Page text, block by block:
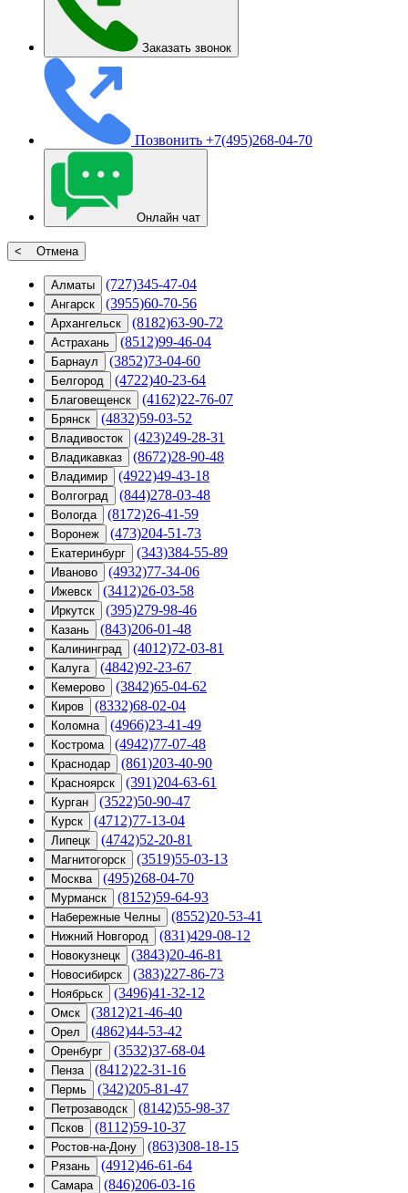
Заказать звонок
Позвонить +7(495)268-04-70
Онлайн чат
< Отмена
Алматы (727)345-47-04
Ангарск (3955)60-70-56
Архангельск (8182)63-90-72
Астрахань (8512)99-46-04
Барнаул (3852)73-04-60
Белгород (4722)40-23-64
Благовещенск (4162)22-76-07
Брянск (4832)59-03-52
Владивосток (423)249-28-31
Владикавказ (8672)28-90-48
Владимир (4922)49-43-18
Волгоград (844)278-03-48
Вологда (8172)26-41-59
Воронеж (473)204-51-73
Екатеринбург (343)384-55-89
Иваново (4932)77-34-06
Ижевск (3412)26-03-58
Иркутск (395)279-98-46
Казань (843)206-01-48
Калининград (4012)72-03-81
Калуга (4842)92-23-67
Кемерово (3842)65-04-62
Киров (8332)68-02-04
Коломна (4966)23-41-49
Кострома (4942)77-07-48
Краснодар (861)203-40-90
Красноярск (391)204-63-61
Курган (3522)50-90-47
Курск (4712)77-13-04
Липецк (4742)52-20-81
Магнитогорск (3519)55-03-13
Москва (495)268-04-70
Мурманск (8152)59-64-93
Набережные Челны (8552)20-53-41
Нижний Новгород (831)429-08-12
Новокузнецк (3843)20-46-81
Новосибирск (383)227-86-73
Ноябрьск (3496)41-32-12
Омск (3812)21-46-40
Орел (4862)44-53-42
Оренбург (3532)37-68-04
Пенза (8412)22-31-16
Пермь (342)205-81-47
Петрозаводск (8142)55-98-37
Псков (8112)59-10-37
Ростов-на-Дону (863)308-18-15
Рязань (4912)46-61-64
Самара (846)206-03-16